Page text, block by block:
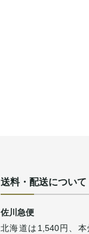
送料・配送について
佐川急便
北海道は1,540円、